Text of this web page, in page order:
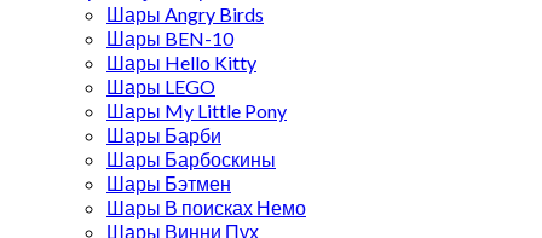
Шары Angry Birds
Шары BEN-10
Шары Hello Kitty
Шары LEGO
Шары My Little Pony
Шары Барби
Шары Барбоскины
Шары Бэтмен
Шары В поисках Немо
Шары Винни Пух